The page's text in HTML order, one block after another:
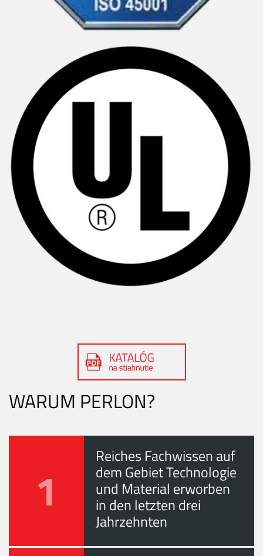
WARUM PERLON?
1
Reiches Fachwissen auf
dem Gebiet Technologie
und Material erworben
in den letzten drei
Jahrzehnten